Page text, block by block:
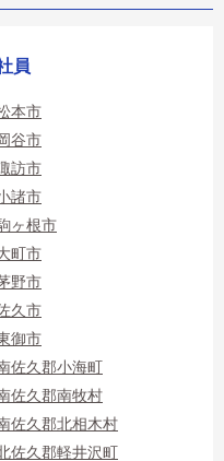
員
本市
谷市
訪市
諸市
ヶ根市
町市
野市
久市
御市
佐久郡小海町
佐久郡南牧村
佐久郡北相木村
佐久郡軽井沢町